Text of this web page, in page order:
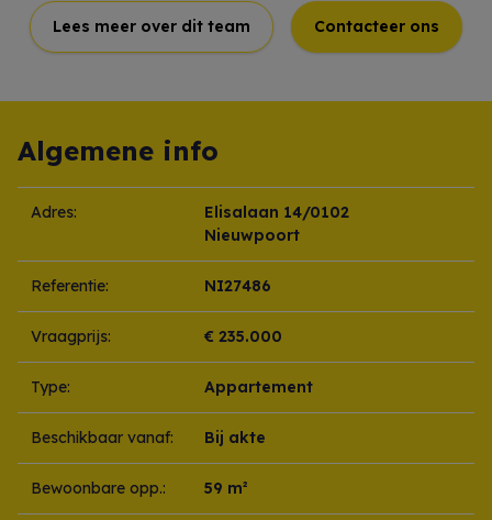
Lees meer over dit team Contacteer ons
Algemene info
Adres:
Elisalaan 14/0102
Nieuwpoort
Referentie: NI27486
Vraagprijs: € 235.000
Type: Appartement
Beschikbaar vanaf: Bij akte
Bewoonbare opp.: 59 m²